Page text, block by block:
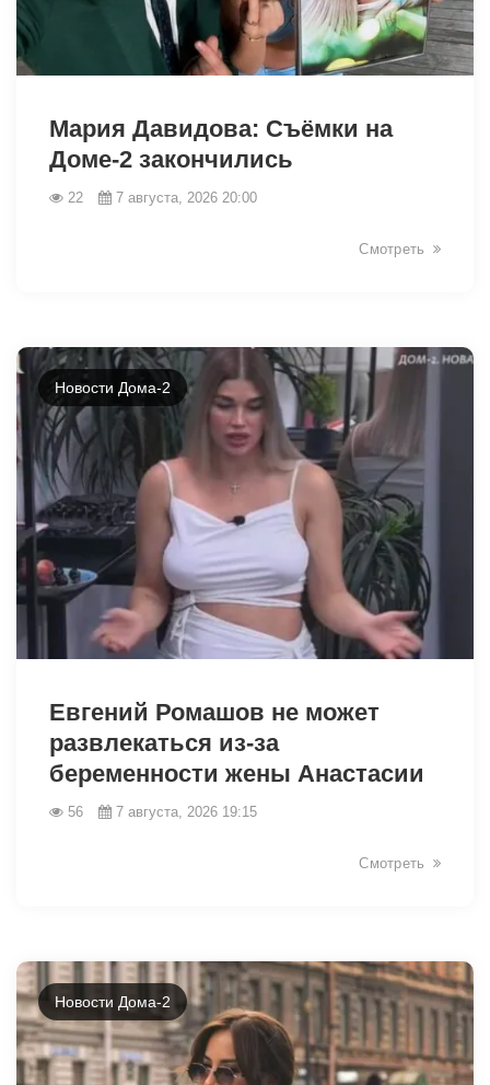
Мария Давидова: Съёмки на
Доме-2 закончились
22 7 августа, 2026 20:00
Смотреть
Новости Дома-2
Евгений Ромашов не может
развлекаться из-за
беременности жены Анастасии
56 7 августа, 2026 19:15
Смотреть
Новости Дома-2